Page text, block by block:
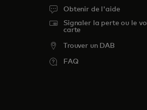
Obtenir de l'aide
Signaler la perte ou le
carte
Trouver un DAB
FAQ